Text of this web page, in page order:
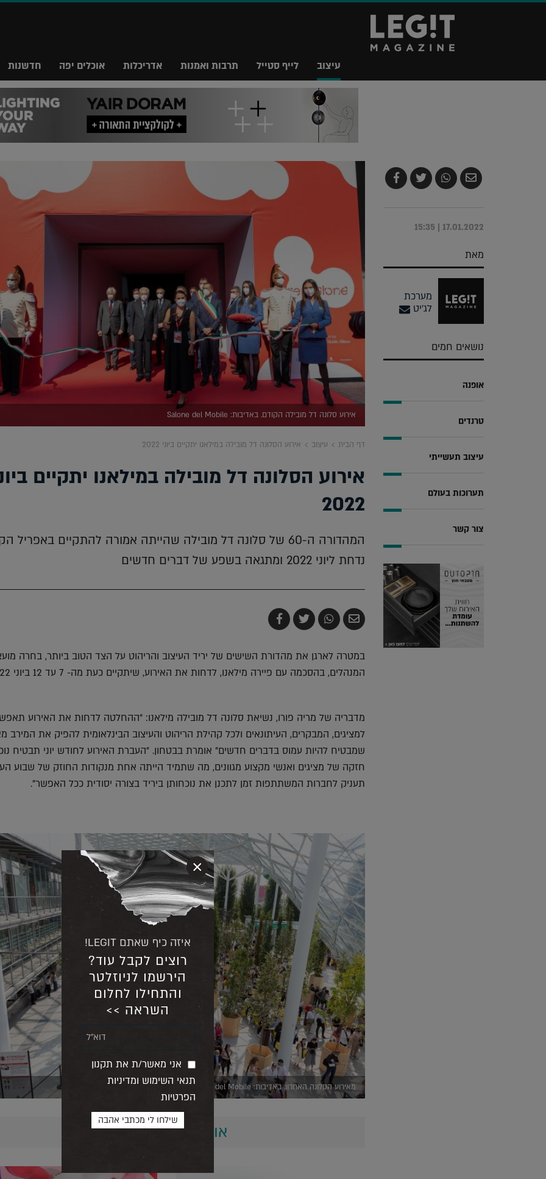
עיצוב לייף סטייל תרבות ואמנות אדריכלות אוכלים יפה חדשנות
אירוע סלונה דל מובילה הקודם. באדיבות: Salone del Mobile
דף הבית עיצוב אירוע הסלונה דל מובילה במילאנו יתקיים ביוני 2022
אירוע הסלונה דל מובילה במילאנו יתקיים
2022
המהדורה ה-60 של סלונה דל מובילה שהייתה אמורה להתקיים באפריל
נדחת ליוני 2022 ומתגאה בשפע של דברים חדשים
שלח
בדואר
שתף
ב-
צייץ
ב-
שתף
ב-
במטרה לארגן את מהדורת השישים של יריד העיצוב והריהוט על הצד הטוב ביותר, בחרה
המנהלים, בהסכמה עם פיירה מילאנו, לדחות את האירוע, שיתקיים כעת מה- 7 עד 12 ביוני 2022.
מדבריה של מריה פורו, נשיאת סלונה דל מובילה מילאנו: "ההחלטה לדחות את האירוע
למציגים, המבקרים, העיתונאים ולכל קהילת הריהוט והעיצוב הבינלאומית להפיק את המירב
שמבטיח להיות עמוס בדברים חדשים" אומרת בבטחון. "העברת האירוע לחודש יוני תבטיח
חזקה של מציגים ואנשי מקצוע מגוונים, מה שתמיד הייתה אחת מנקודות החוזק של שבוע
תעניק לחברות המשתתפות זמן לתכנן את נוכחותן ביריד בצורה יסודית ככל האפשר".
מאירוע הסלונה האחרון. באדיבות: Salone del Mobile
אולי יעניין אותך גם...
שלח
בדואר
שתף
ב-
צייץ
ב-
שתף
ב-
Facebook
17.01.2022 | 15:35
מאת
מערכת
לג'יט
נושאים חמים
אופנה
טרנדים
עיצוב תעשייתי
תערוכות בעולם
צור קשר
איזה כיף שאתם LEGIT!
רוצים לקבל עוד?
הירשמו לניוזלטר
והתחילו לחלום
השראה >>
אני מאשר/ת את תקנון
תנאי השימוש ומדיניות
הפרטיות
×